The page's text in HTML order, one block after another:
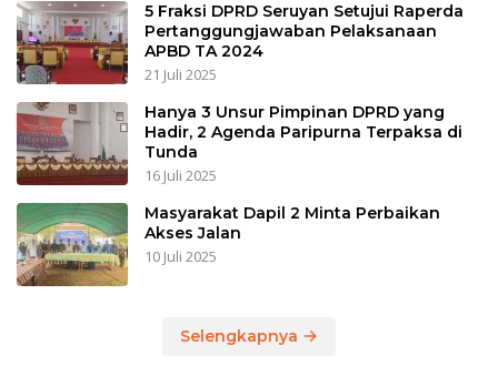
5 Fraksi DPRD Seruyan Setujui Raperda
Pertanggungjawaban Pelaksanaan
APBD TA 2024
21 Juli 2025
Hanya 3 Unsur Pimpinan DPRD yang
Hadir, 2 Agenda Paripurna Terpaksa di
Tunda
16 Juli 2025
Masyarakat Dapil 2 Minta Perbaikan
Akses Jalan
10 Juli 2025
Selengkapnya